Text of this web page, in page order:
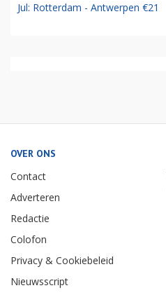
Jul: Rotterdam - Antwerpen €21
OVER ONS
Contact
Adverteren
Redactie
Colofon
Privacy & Cookiebeleid
Nieuwsscript